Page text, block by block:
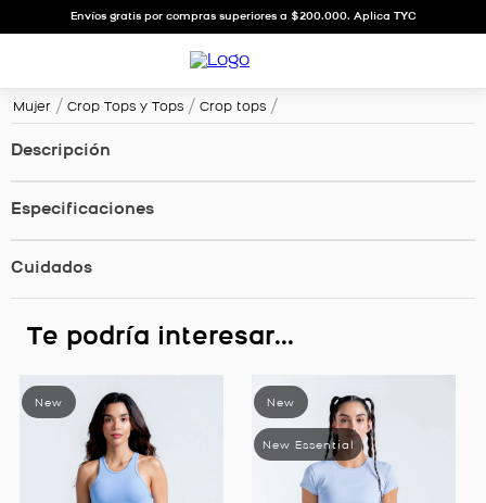
Envíos gratis por compras superiores a $200.000. Aplica TYC
Mujer Crop Tops y Tops Crop tops
Descripción
Especificaciones
Cuidados
Te podría interesar...